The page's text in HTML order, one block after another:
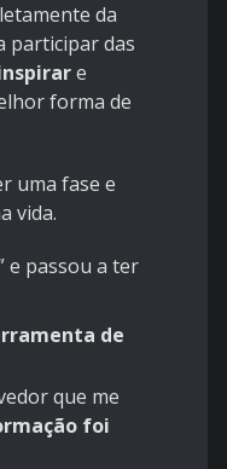
da
participar das
e
forma de
uma fase e
vida.
e passou a ter
de
que me
foi